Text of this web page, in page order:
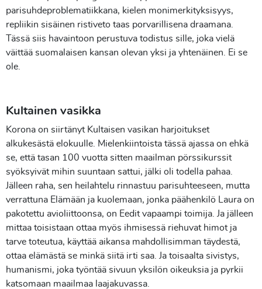
parisuhdeproblematiikkana, kielen monimerkityksisyys,
repliikin sisäinen ristiveto taas porvarillisena draamana.
Tässä siis havaintoon perustuva todistus sille, joka vielä
väittää suomalaisen kansan olevan yksi ja yhtenäinen. Ei se
ole.
Kultainen vasikka
Korona on siirtänyt Kultaisen vasikan harjoitukset
alkukesästä elokuulle. Mielenkiintoista tässä ajassa on ehkä
se, että tasan 100 vuotta sitten maailman pörssikurssit
syöksyivät mihin suuntaan sattui, jälki oli todella pahaa.
Jälleen raha, sen heilahtelu rinnastuu parisuhteeseen, mutta
verrattuna Elämään ja kuolemaan, jonka päähenkilö Laura on
pakotettu avioliittoonsa, on Eedit vapaampi toimija. Ja jälleen
mittaa toisistaan ottaa myös ihmisessä riehuvat himot ja
tarve toteutua, käyttää aikansa mahdollisimman täydestä,
ottaa elämästä se minkä siitä irti saa. Ja toisaalta sivistys,
humanismi, joka työntää sivuun yksilön oikeuksia ja pyrkii
katsomaan maailmaa laajakuvassa.